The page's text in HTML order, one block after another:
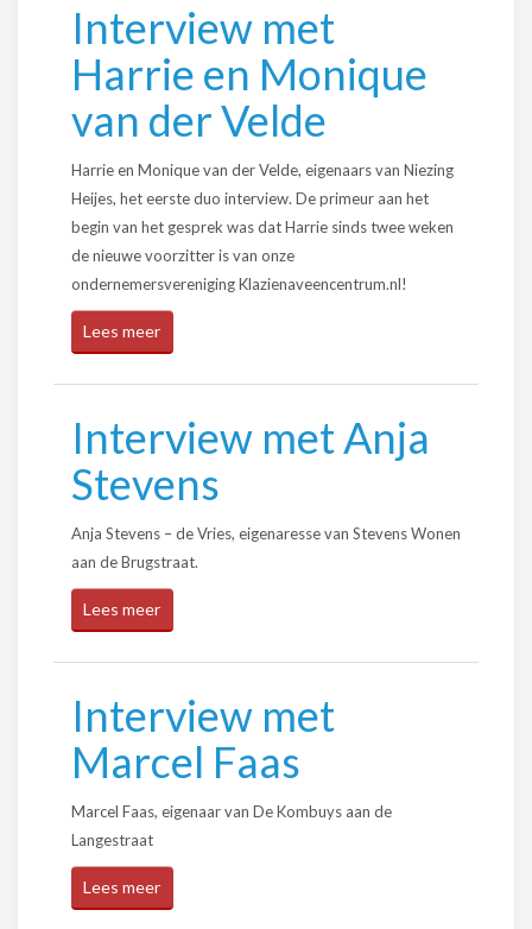
Interview met
Harrie en Monique
van der Velde
Harrie en Monique van der Velde, eigenaars van Niezing
Heijes, het eerste duo interview. De primeur aan het
begin van het gesprek was dat Harrie sinds twee weken
de nieuwe voorzitter is van onze
ondernemersvereniging Klazienaveencentrum.nl!
Lees meer
Interview met Anja
Stevens
Anja Stevens – de Vries, eigenaresse van Stevens Wonen
aan de Brugstraat.
Lees meer
Interview met
Marcel Faas
Marcel Faas, eigenaar van De Kombuys aan de
Langestraat
Lees meer